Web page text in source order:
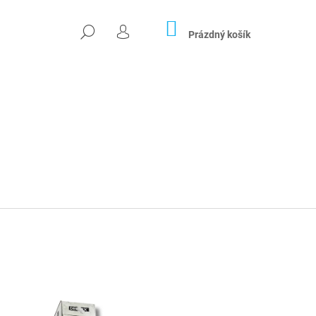
HLEDAT
PŘIHLÁŠENÍ
NÁKUPNÍ
KOŠÍK
Prázdný košík
CM)